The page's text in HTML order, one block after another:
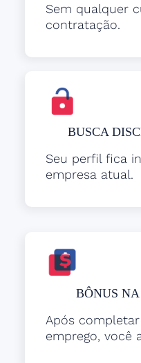
Sem qualquer
contratação.
BUSCA
Seu perfil fica
empresa atual.
BÔNUS
Após
emprego, você